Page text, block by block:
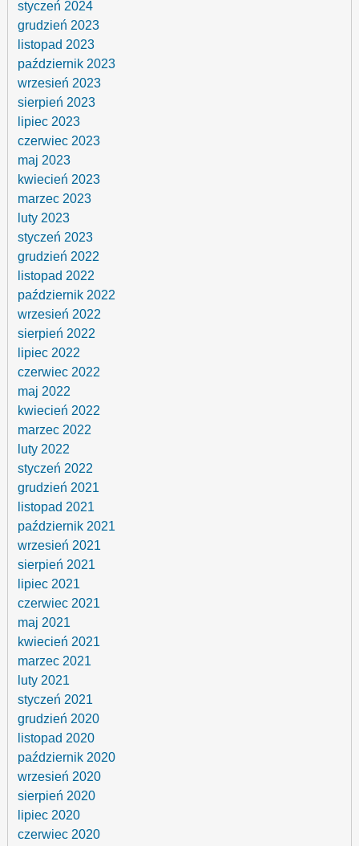
styczeń 2024
grudzień 2023
listopad 2023
październik 2023
wrzesień 2023
sierpień 2023
lipiec 2023
czerwiec 2023
maj 2023
kwiecień 2023
marzec 2023
luty 2023
styczeń 2023
grudzień 2022
listopad 2022
październik 2022
wrzesień 2022
sierpień 2022
lipiec 2022
czerwiec 2022
maj 2022
kwiecień 2022
marzec 2022
luty 2022
styczeń 2022
grudzień 2021
listopad 2021
październik 2021
wrzesień 2021
sierpień 2021
lipiec 2021
czerwiec 2021
maj 2021
kwiecień 2021
marzec 2021
luty 2021
styczeń 2021
grudzień 2020
listopad 2020
październik 2020
wrzesień 2020
sierpień 2020
lipiec 2020
czerwiec 2020